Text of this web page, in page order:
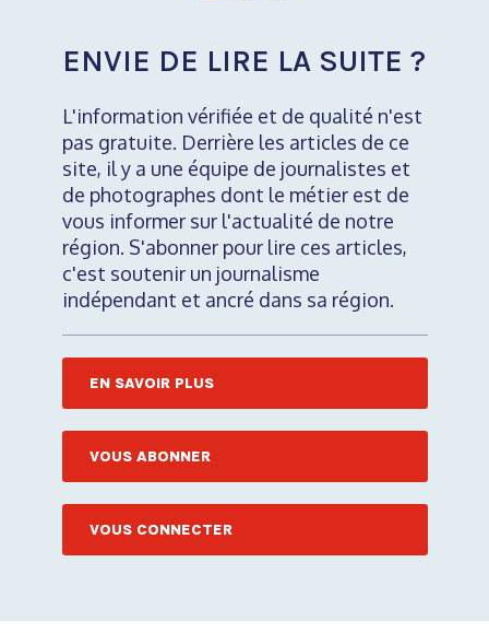
ENVIE DE LIRE LA SUITE ?
L'information vérifiée et de qualité n'est
pas gratuite. Derrière les articles de ce
site, il y a une équipe de journalistes et
de photographes dont le métier est de
vous informer sur l'actualité de notre
région. S'abonner pour lire ces articles,
c'est soutenir un journalisme
indépendant et ancré dans sa région.
EN SAVOIR PLUS
VOUS ABONNER
VOUS CONNECTER